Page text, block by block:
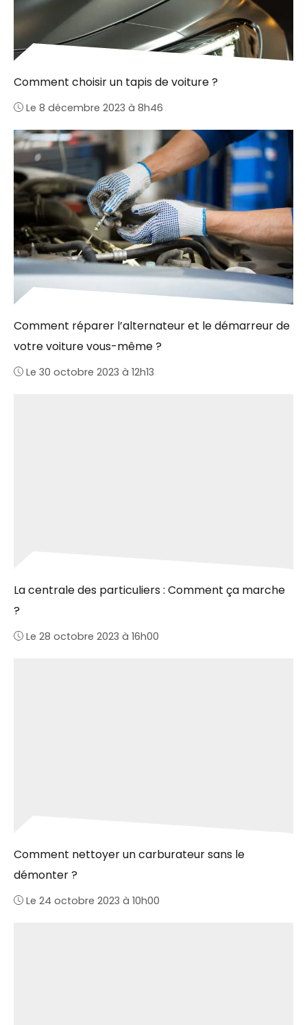
Comment choisir un tapis de voiture ?
Le 8 décembre 2023 à 8h46
Comment réparer l’alternateur et le démarreur de
votre voiture vous-même ?
Le 30 octobre 2023 à 12h13
La centrale des particuliers : Comment ça marche
?
Le 28 octobre 2023 à 16h00
Comment nettoyer un carburateur sans le
démonter ?
Le 24 octobre 2023 à 10h00